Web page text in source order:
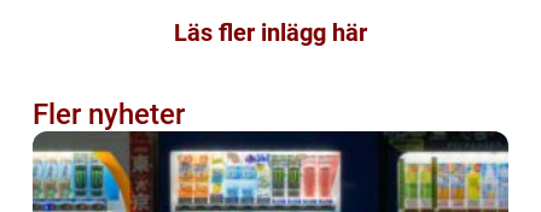
Läs fler inlägg här
Fler nyheter